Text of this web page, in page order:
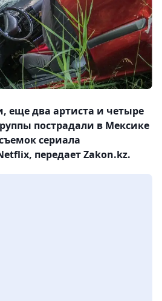
еще два артиста и четыре
пострадали в Мексике
сериала
передает Zakon.kz.